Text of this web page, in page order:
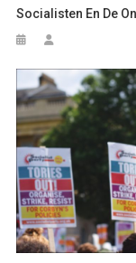
Socialisten En De